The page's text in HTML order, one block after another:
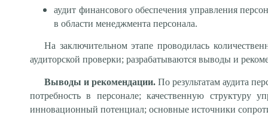
аудит финансового обеспечения управления
в области менеджмента персонала.
На заключительном этапе проводилась
аудиторской проверки; разрабатываются выводы и
Выводы и рекомендации.По результатам аудита
потребность в персонале; качественную структуру
инновационный потенциал; основные источники